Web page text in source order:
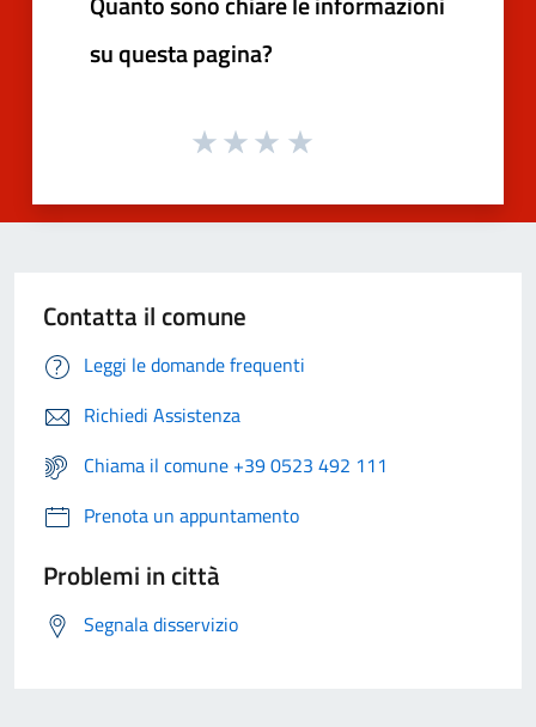
su questa pagina?
Contatta il comune
Leggi le domande frequenti
Richiedi Assistenza
Chiama il comune +39 0523 492 111
Prenota un appuntamento
Problemi in città
Segnala disservizio